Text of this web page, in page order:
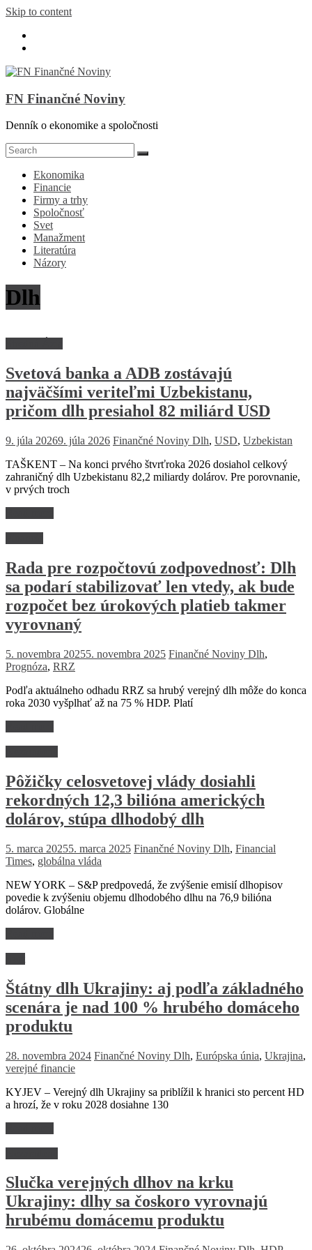
Skip to content
FN Finančné Noviny
Denník o ekonomike a spoločnosti
Ekonomika
Financie
Firmy a trhy
Spoločnosť
Svet
Manažment
Literatúra
Názory
Dlh
Svetová banka a ADB zostávajú
najväčšími veriteľmi Uzbekistanu,
pričom dlh presiahol 82 miliárd USD
9. júla 20269. júla 2026 Finančné Noviny Dlh, USD, Uzbekistan
TAŠKENT – Na konci prvého štvrťroka 2026 dosiahol celkový
zahraničný dlh Uzbekistanu 82,2 miliardy dolárov. Pre porovnanie,
v prvých troch
Rada pre rozpočtovú zodpovednosť: Dlh
sa podarí stabilizovať len vtedy, ak bude
rozpočet bez úrokových platieb takmer
vyrovnaný
5. novembra 20255. novembra 2025 Finančné Noviny Dlh,
Prognóza, RRZ
Podľa aktuálneho odhadu RRZ sa hrubý verejný dlh môže do konca
roka 2030 vyšplhať až na 75 % HDP. Platí
Pôžičky celosvetovej vlády dosiahli
rekordných 12,3 bilióna amerických
dolárov, stúpa dlhodobý dlh
5. marca 20255. marca 2025 Finančné Noviny Dlh, Financial
Times, globálna vláda
NEW YORK – S&P predpovedá, že zvýšenie emisií dlhopisov
povedie k zvýšeniu objemu dlhodobého dlhu na 76,9 bilióna
dolárov. Globálne
Štátny dlh Ukrajiny: aj podľa základného
scenára je nad 100 % hrubého domáceho
produktu
28. novembra 2024 Finančné Noviny Dlh, Európska únia, Ukrajina,
verejné financie
KYJEV – Verejný dlh Ukrajiny sa priblížil k hranici sto percent HD
a hrozí, že v roku 2028 dosiahne 130
Slučka verejných dlhov na krku
Ukrajiny: dlhy sa čoskoro vyrovnajú
hrubému domácemu produktu